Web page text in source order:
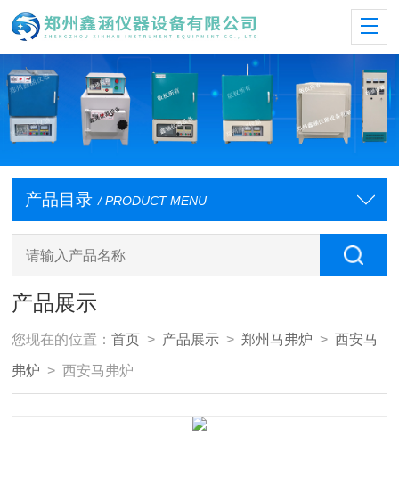
产品目录 / PRODUCT MENU
产品展示
您现在的位置：首页 > 产品展示 >郑州马弗炉 >西安马
弗炉 > 西安马弗炉